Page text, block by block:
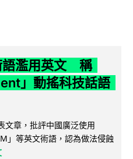
語濫用英文 稱
」動搖科技話語
文章，批評中國廣泛使用
」等英文術語，認為做法侵蝕